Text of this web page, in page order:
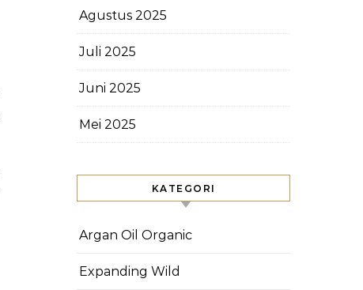
Agustus 2025
Juli 2025
Juni 2025
Mei 2025
KATEGORI
Argan Oil Organic
Expanding Wild